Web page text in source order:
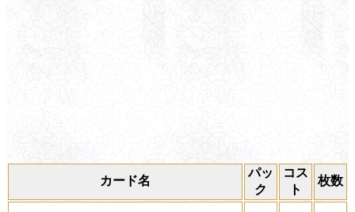
カード名
パッ
ク
コス
ト
枚数